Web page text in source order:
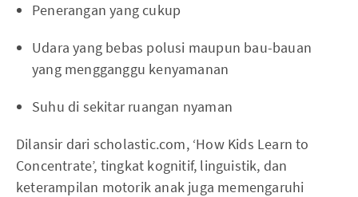
Penerangan yang cukup
Udara yang bebas polusi maupun bau-bauan
yang mengganggu kenyamanan
Suhu di sekitar ruangan nyaman
Dilansir dari scholastic.com, ‘How Kids Learn to
Concentrate’, tingkat kognitif, linguistik, dan
keterampilan motorik anak juga memengaruhi